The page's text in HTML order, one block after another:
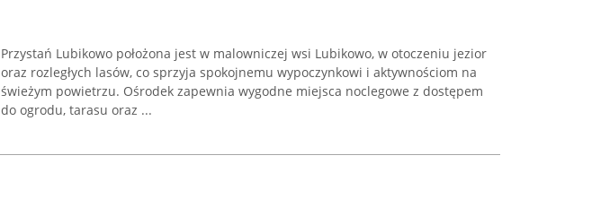
Przystań Lubikowo położona jest w malowniczej wsi Lubikowo, w otoczeniu jezior
oraz rozległych lasów, co sprzyja spokojnemu wypoczynkowi i aktywnościom na
świeżym powietrzu. Ośrodek zapewnia wygodne miejsca noclegowe z dostępem
do ogrodu, tarasu oraz ...